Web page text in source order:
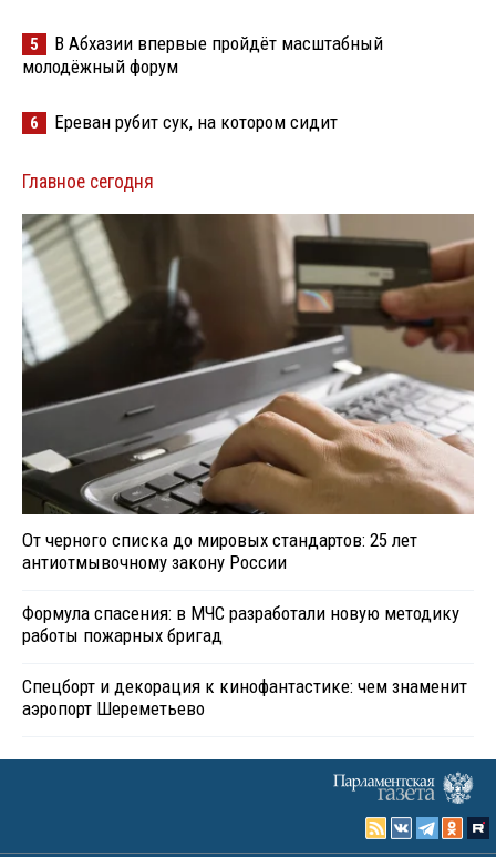
5
В Абхазии впервые пройдёт масштабный
молодёжный форум
6 Ереван рубит сук, на котором сидит
Главное сегодня
От черного списка до мировых стандартов: 25 лет
антиотмывочному закону России
Формула спасения: в МЧС разработали новую методику
работы пожарных бригад
Спецборт и декорация к кинофантастике: чем знаменит
аэропорт Шереметьево